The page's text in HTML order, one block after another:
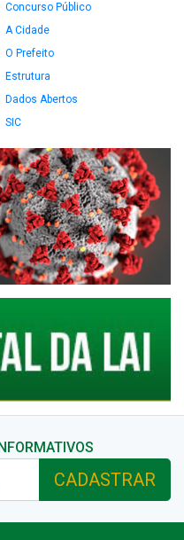
Concurso Público
A Cidade
O Prefeito
Estrutura
Dados Abertos
SIC
CADASTRAR